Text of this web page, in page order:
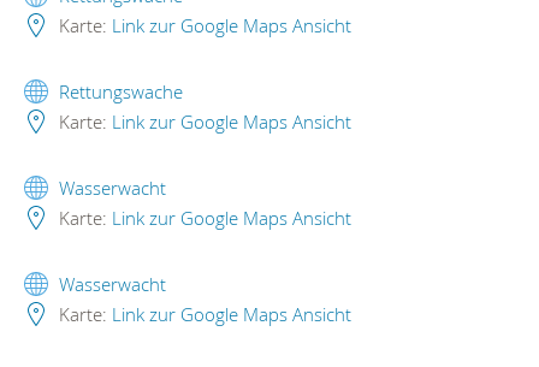
Karte: Link zur Google Maps Ansicht
Rettungswache
Karte: Link zur Google Maps Ansicht
Wasserwacht
Karte: Link zur Google Maps Ansicht
Wasserwacht
Karte: Link zur Google Maps Ansicht